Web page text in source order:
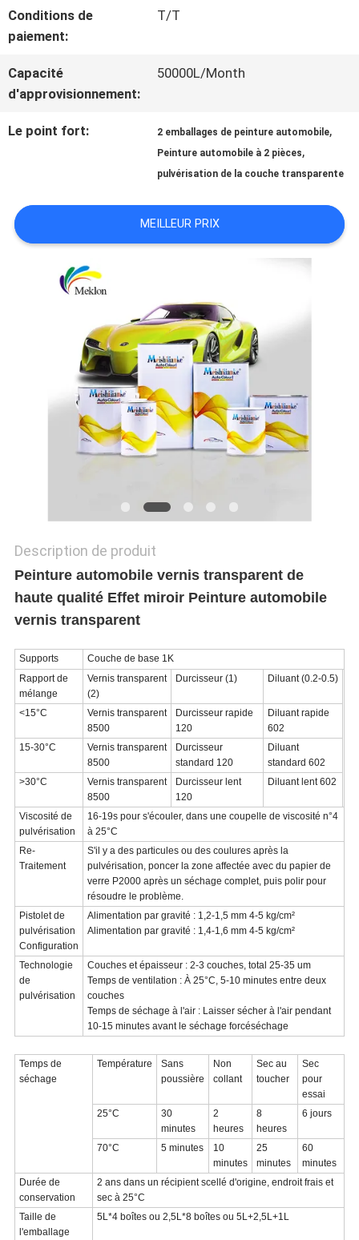
DE
LA
QUALITÉ
CONTACT
NOUVELLES
DEMANDE
DE
SOUMISSION
PLAN
DE
CONFIDENTIALITÉ
Conditions de
paiement:
T/T
Capacité
d'approvisionnement:
50000L/Month
Le point fort: 2 emballages de peinture automobile,
Peinture automobile à 2 pièces,
pulvérisation de la couche transparente
MEILLEUR PRIX
Description de produit
Peinture automobile vernis transparent de
haute qualité Effet miroir Peinture automobile
vernis transparent
Supports
Couche de base 1K
Rapport de
mélange
Vernis transparent
(2)
Durcisseur (1) Diluant (0.2-0.5)
<15°C
Vernis transparent
8500
Durcisseur rapide
120
Diluant rapide
602
15-30°C
Vernis transparent
8500
Durcisseur
standard 120
Diluant
standard 602
>30°C
Vernis transparent
8500
Durcisseur lent
120
Diluant lent 602
Viscosité de
pulvérisation
16-19s pour s'écouler, dans une coupelle de viscosité n°4
à 25°C
Re-
Traitement
S'il y a des particules ou des coulures après la
pulvérisation, poncer la zone affectée avec du papier de
verre P2000 après un séchage complet, puis polir pour
résoudre le problème.
Pistolet de
pulvérisation
Configuration
Alimentation par gravité : 1,2-1,5 mm 4-5 kg/cm²
Alimentation par gravité : 1,4-1,6 mm 4-5 kg/cm²
Technologie
de
pulvérisation
Couches et épaisseur : 2-3 couches, total 25-35 um
Temps de ventilation : À 25°C, 5-10 minutes entre deux
couches
Temps de séchage à l'air : Laisser sécher à l'air pendant
10-15 minutes avant le séchage forcéséchage
Temps de
séchage
Température
Sans
poussière
Non
collant
Sec au
toucher
Sec
pour
essai
25°C
30
minutes
2
heures
8
heures
6 jours
70°C 5 minutes
10
minutes
25
minutes
60
minutes
Durée de
conservation
2 ans dans un récipient scellé d'origine, endroit frais et
sec à 25°C
Taille de
l'emballage
5L*4 boîtes ou 2,5L*8 boîtes ou 5L+2,5L+1L